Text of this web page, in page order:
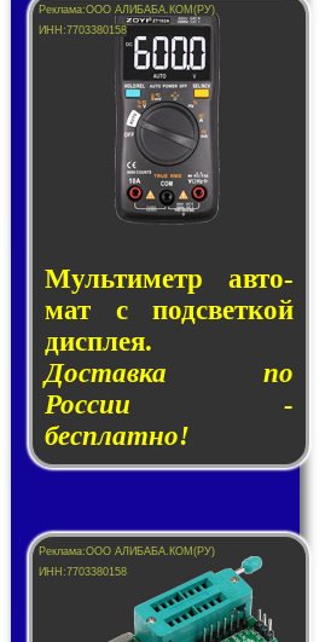
Муль­ти­метр ав­то­
мат с под­свет­кой
дис­плея.
Доставка по
России -
бесплатно!